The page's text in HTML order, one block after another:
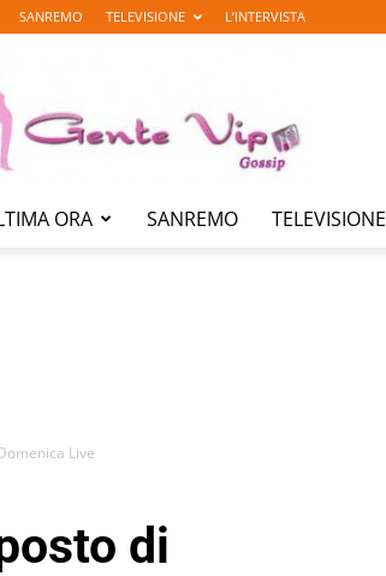
SANREMO TELEVISIONE L’INTERVISTA
ORA SANREMO TELEVISIONE
Live
di